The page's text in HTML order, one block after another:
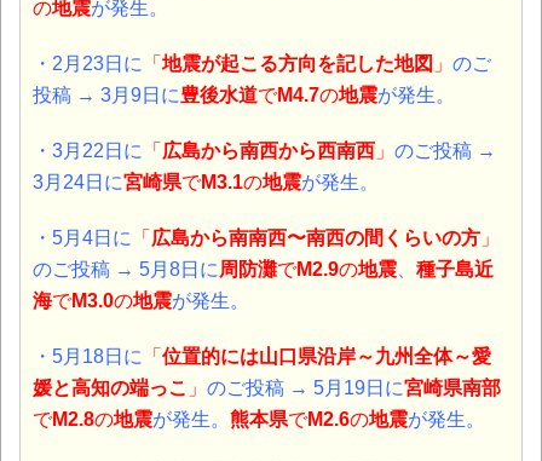
の地震が発生。
・2月23日に 「 地震が起こる方向を記した地図 」 のご
投稿 → 3月9日に豊後水道でM4.7の地震が発生。
・3月22日に 「 広島から南西から西南西 」 のご投稿 →
3月24日に宮崎県でM3.1の地震が発生。
・5月4日に 「 広島から南南西〜南西の間くらいの方 」
のご投稿 → 5月8日に 周防灘でM2.9の地震
種子島近
海でM3.0の地震が発生。
・5月18日に 「 位置的には山口県沿岸～九州全体～愛
媛と高知の端っこ 」 のご投稿 → 5月19日に宮崎県南部
でM2.8の地震が発生。 熊本県でM2.6の地震が発生。